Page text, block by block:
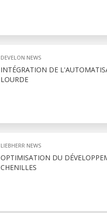
DEVELON NEWS
INTÉGRATION DE
LOURDE
LIEBHERR NEWS
OPTIMISATION DU
CHENILLES